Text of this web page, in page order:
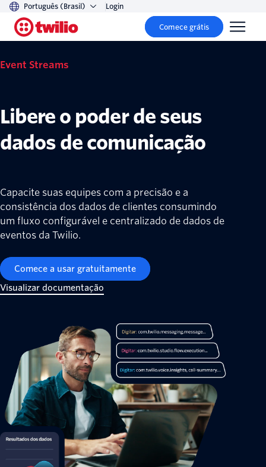
Português (Brasil) Login
Comece grátis
Event Streams
Libere o poder de seus
dados de comunicação
Capacite suas equipes com a precisão e a
consistência dos dados de clientes consumindo
um fluxo configurável e centralizado de dados de
eventos da Twilio.
Comece a usar gratuitamente
Visualizar documentação